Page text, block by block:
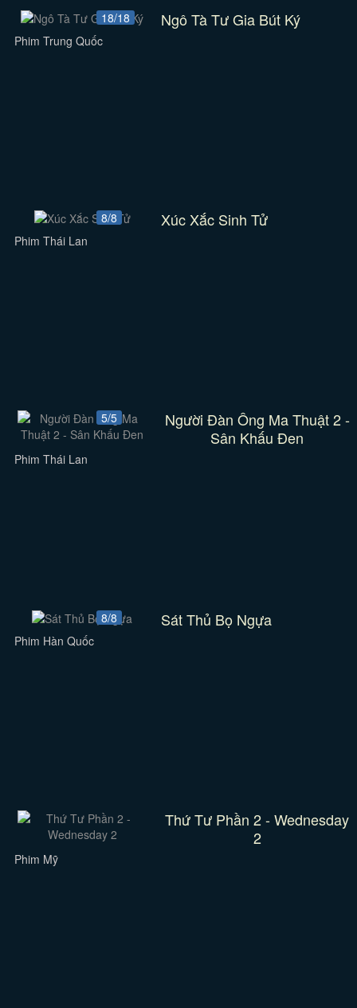
18/18 Ngô Tà Tư Gia Bút Ký
Phim Trung Quốc
8/8 Xúc Xắc Sinh Tử
Phim Thái Lan
5/5
Người Đàn Ông Ma Thuật 2 -
Sân Khấu Đen
Phim Thái Lan
8/8 Sát Thủ Bọ Ngựa
Phim Hàn Quốc
Thứ Tư Phần 2 - Wednesday
2
Phim Mỹ